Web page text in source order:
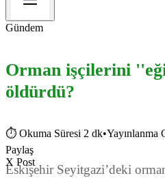
Gündem
Orman işçilerini
öldürdü?
⏱ Okuma Süresi 2 dk•Yayınlanma
Paylaş
X Post
Eskişehir Seyitgazi’deki